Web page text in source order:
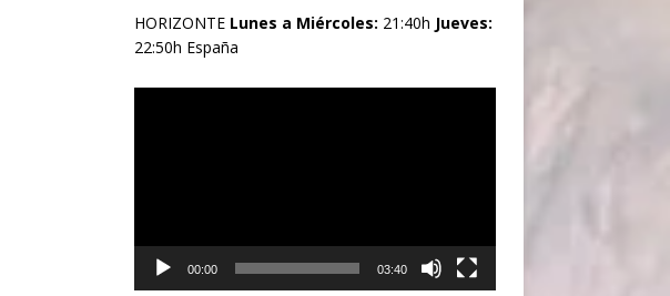
HORIZONTE Lunes a Miércoles: 21:40h Jueves:
22:50h España
00:00 03:40